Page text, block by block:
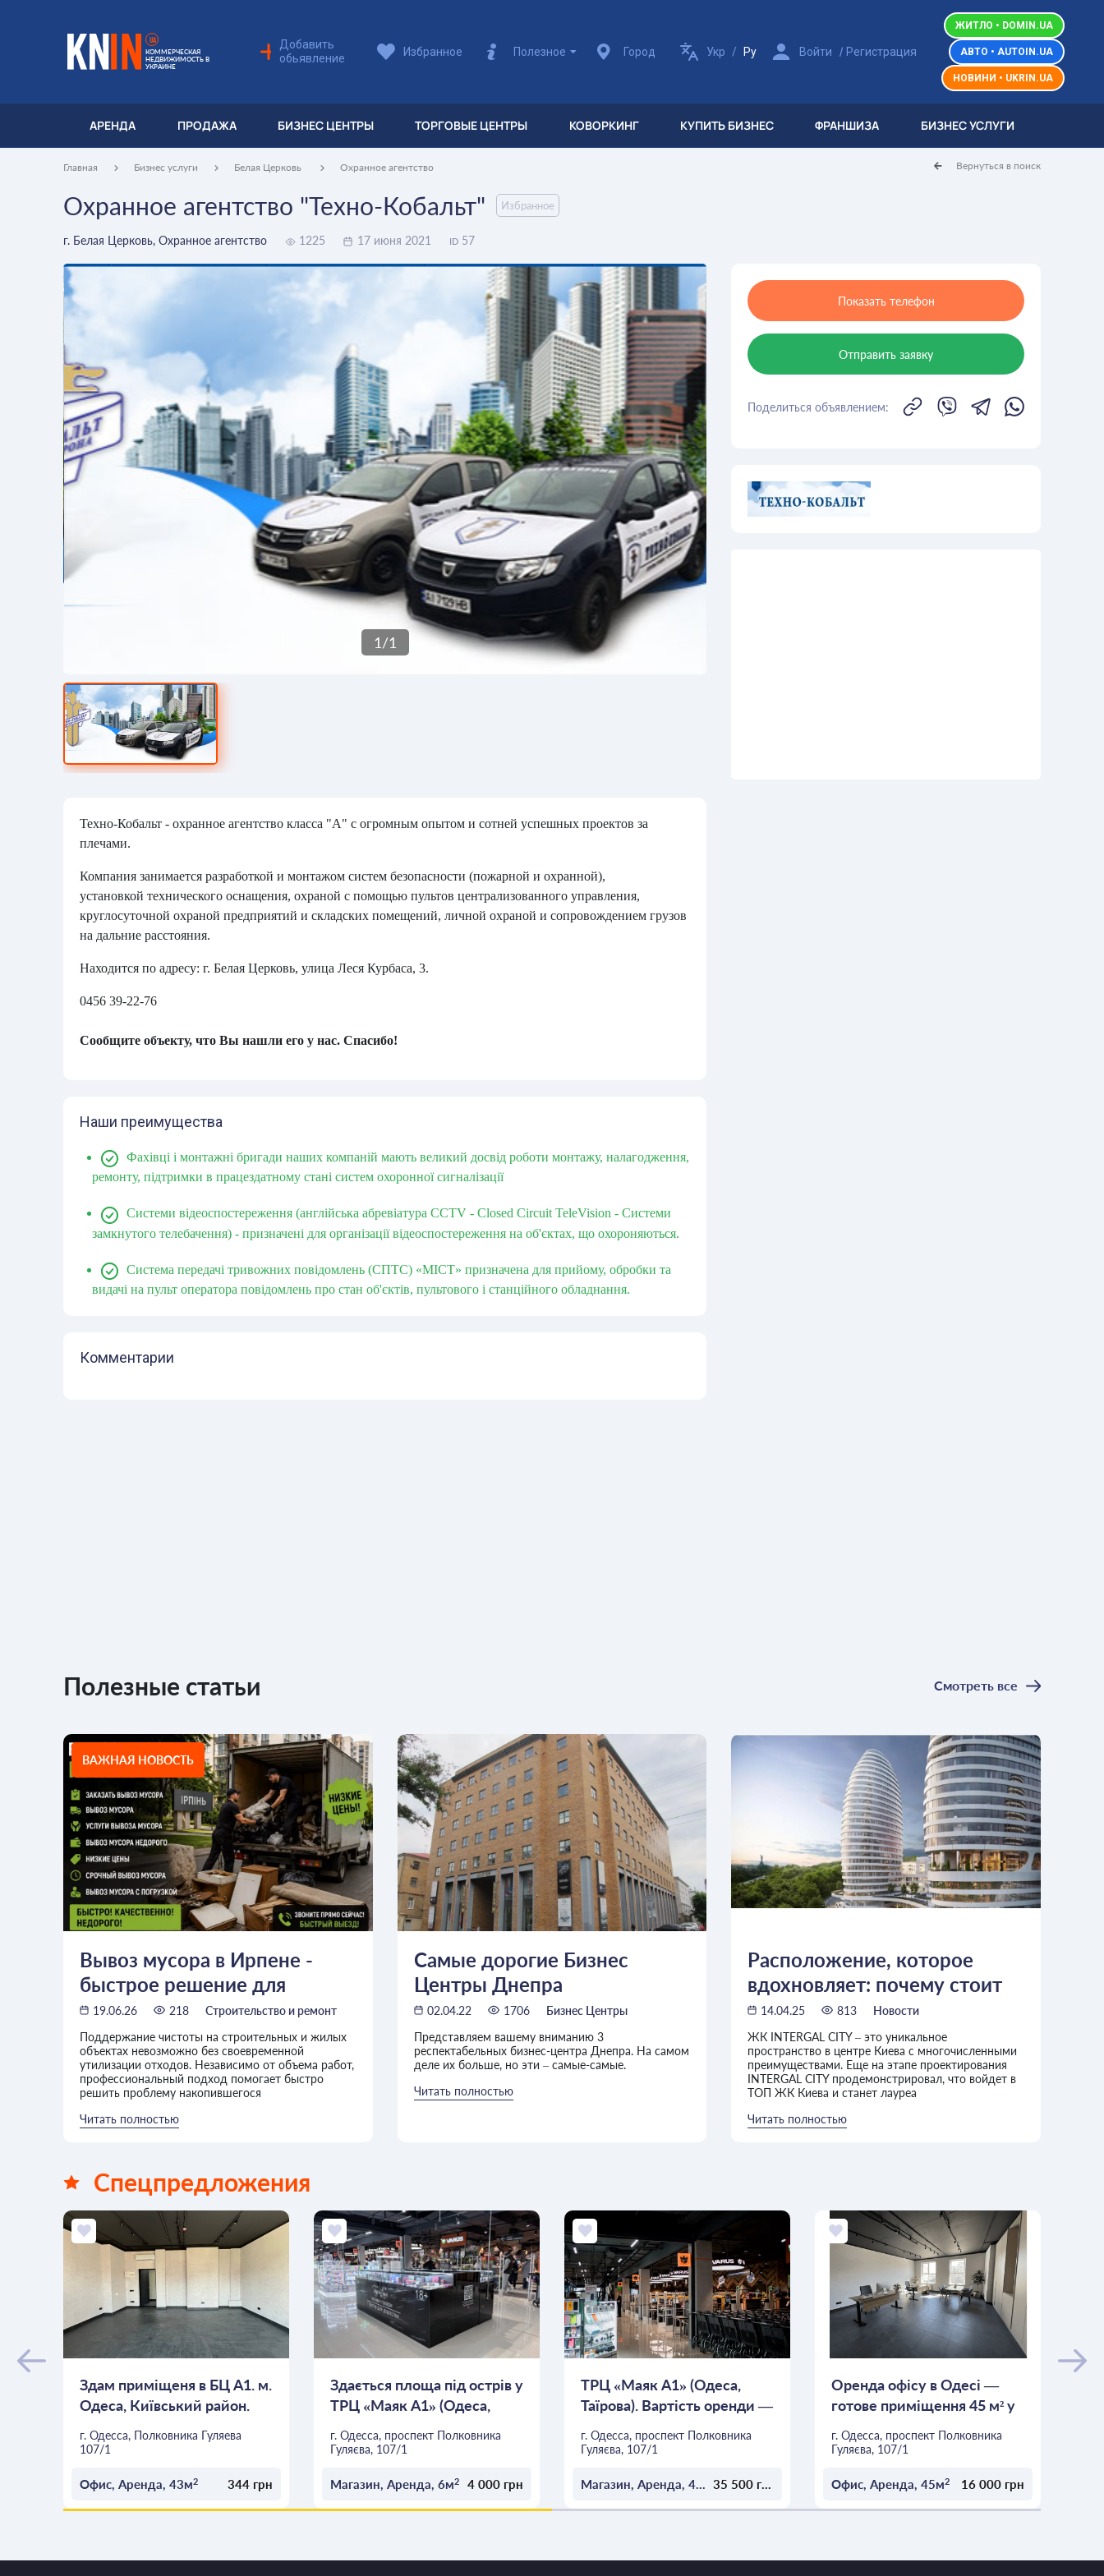
UA
КОММЕРЧЕСКАЯ
НЕДВИЖИМОСТЬ В
УКРАИНЕ
Добавить
обьявление
Избранное Полезное Город Укр / Ру Войти / Регистрация
ЖИТЛО • DOMIN.UA
АВТО • AUTOIN.UA
НОВИНИ • UKRIN.UA
АРЕНДА ПРОДАЖА БИЗНЕС ЦЕНТРЫ ТОРГОВЫЕ ЦЕНТРЫ КОВОРКИНГ КУПИТЬ БИЗНЕС ФРАНШИЗА БИЗНЕС УСЛУГИ
Главная Бизнес услуги Белая Церковь Охранное агентство Вернуться в поиск
Охранное агентство "Техно-Кобальт" Избранное
г. Белая Церковь, Охранное агентство 1225 17 июня 2021 ID 57
1/1
Техно-Кобальт - охранное агентство класса "А" с огромным опытом и сотней успешных проектов за
плечами.
Компания занимается разработкой и монтажом систем безопасности (пожарной и охранной),
установкой технического оснащения, охраной с помощью пультов централизованного управления,
круглосуточной охраной предприятий и складских помещений, личной охраной и сопровождением грузов
на дальние расстояния.
Находится по адресу: г. Белая Церковь, улица Леся Курбаса, 3.
0456 39-22-76
Сообщите объекту, что Вы нашли его у нас. Спасибо!
Наши преимущества
Фахівці і монтажні бригади наших компаній мають великий досвід роботи монтажу, налагодження,
ремонту, підтримки в працездатному стані систем охоронної сигналізації
Системи відеоспостереження (англійська абревіатура CCTV - Closed Circuit TeleVision - Системи
замкнутого телебачення) - призначені для організації відеоспостереження на об'єктах, що охороняються.
Система передачі тривожних повідомлень (СПТС) «МІСТ» призначена для прийому, обробки та
видачі на пульт оператора повідомлень про стан об'єктів, пультового і станційного обладнання.
Комментарии
Показать телефон
Отправить заявку
Поделиться объявлением:
Полезные статьи Смотреть все
ВАЖНАЯ НОВОСТЬ
Вывоз мусора в Ирпене -
быстрое решение для
частных и коммерческих
объектов
19.06.26 218
Строительство и ремонт
Поддержание чистоты на строительных и жилых
объектах невозможно без своевременной
утилизации отходов. Независимо от объема работ,
профессиональный подход помогает быстро
решить проблему накопившегося
Читать полностью
Самые дорогие Бизнес
Центры Днепра
02.04.22 1706
Бизнес Центры
Представляем вашему вниманию 3
респектабельных бизнес-центра Днепра. На самом
деле их больше, но эти – самые-самые.
Читать полностью
Расположение, которое
вдохновляет: почему стоит
жить в INTERGAL CITY
14.04.25 813
Новости
ЖК INTERGAL CITY – это уникальное
пространство в центре Киева с многочисленными
преимуществами. Еще на этапе проектирования
INTERGAL CITY продемонстрировал, что войдет в
ТОП ЖК Киева и станет лауреа
Читать полностью
Спецпредложения
Здам приміщеня в БЦ А1. м.
Одеса, Київський район.
г. Одесса, Полковника Гуляева
107/1
Офис, Аренда, 43м2 344 грн
Здається площа під острів у
ТРЦ «Маяк А1» (Одеса,
г. Одесса, проспект Полковника
Гуляєва, 107/1
Магазин, Аренда, 6м2 4 000 грн
ТРЦ «Маяк А1» (Одеса,
Таїрова). Вартість оренди —
г. Одесса, проспект Полковника
Гуляєва, 107/1
Магазин, Аренда, 40м 2 35 500 грн
Оренда офісу в Одесі —
готове приміщення 45 м² у
г. Одесса, проспект Полковника
Гуляєва, 107/1
Офис, Аренда, 45м2 16 000 грн